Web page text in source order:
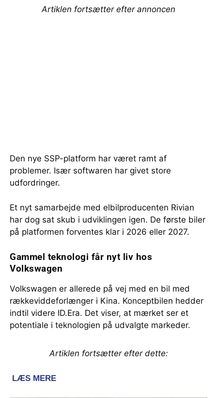
Artiklen fortsætter efter annoncen
Den nye SSP-platform har været ramt af
problemer. Især softwaren har givet store
udfordringer.
Et nyt samarbejde med elbilproducenten Rivian
har dog sat skub i udviklingen igen. De første biler
på platformen forventes klar i 2026 eller 2027.
Gammel teknologi får nyt liv hos
Volkswagen
Volkswagen er allerede på vej med en bil med
rækkeviddeforlænger i Kina. Konceptbilen hedder
indtil videre ID.Era. Det viser, at mærket ser et
potentiale i teknologien på udvalgte markeder.
Artiklen fortsætter efter dette: